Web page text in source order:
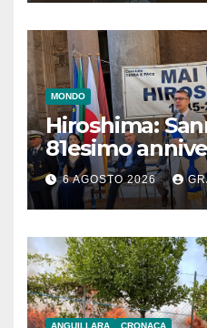
MONDO
Hiroshima:
81esimo
monito per
6 AGOSTO 2026
ANGUILLARA CRONACA